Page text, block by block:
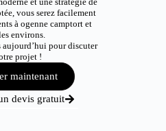
vous serez facilement
à ogenne camptort et
environs.
aujourd’hui pour discuter
projet !
maintenant
devis gratuit